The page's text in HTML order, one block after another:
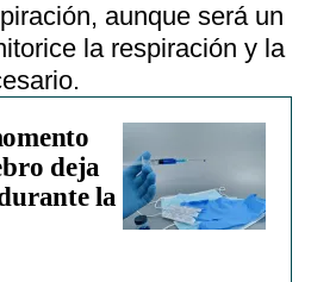
aunque será un
la respiración y la
deja
la